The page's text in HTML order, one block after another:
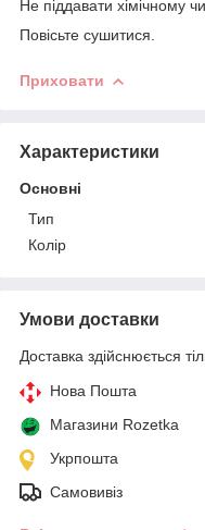
Не піддавати хімічному
Повісьте сушитися.
Приховати
Характеристики
Основні
Тип
Колір
Умови доставки
Доставка здійснюється
Нова Пошта
Магазини Rozetka
Укрпошта
Самовивіз